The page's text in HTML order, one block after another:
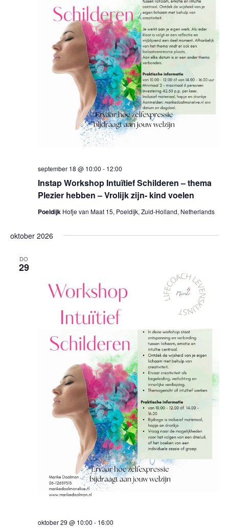
Instap Workshop Intuïtief Schilderen – thema
Plezier hebben – Vrolijk zijn- kind voelen
september 18 @ 10:00 - 12:00
Poeldijk Hofje van Maat 15, Poeldijk, Zuid-Holland, Netherlands
oktober 2026
DO
29
oktober 29 @ 10:00 - 16:00